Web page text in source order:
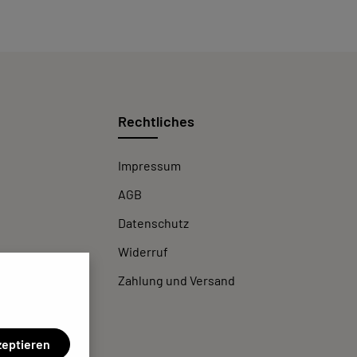
Rechtliches
Impressum
AGB
Datenschutz
Widerruf
Zahlung und Versand